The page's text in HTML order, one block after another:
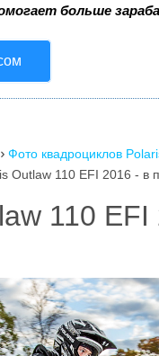
больше
 Фото квадроциклов
Outlaw 110 EFI 2016 - в
110